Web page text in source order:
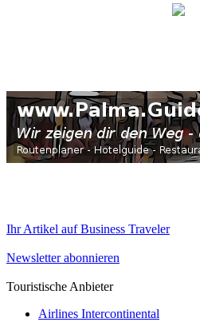
Ihr Artikel auf Business Traveler
Newsletter abonnieren
Touristische Anbieter
Airlines Intercontinental